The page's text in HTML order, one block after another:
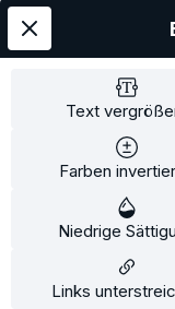
Wir vermitteln
Unsere
Versandkosten
Alle Preise inkl.
Text
Farben
Niedrige
Links